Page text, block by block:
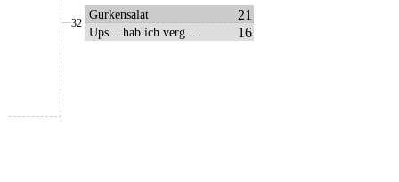
32
Gurkensalat 21
Ups... hab ich verg... 16